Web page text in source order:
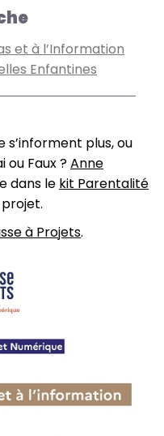
et à l’Information
Enfantines
s’informent plus, ou
ou Faux ?Anne
dans le kit Parentalité
à Projets.